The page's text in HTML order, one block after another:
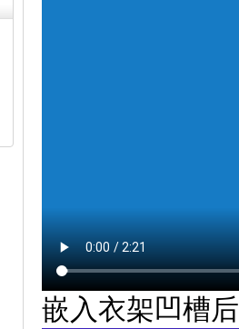
嵌入衣架凹槽